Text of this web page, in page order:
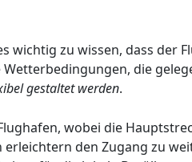
wichtig zu wissen, dass der
die
gestaltet werden.
wobei die
den Zugang zu